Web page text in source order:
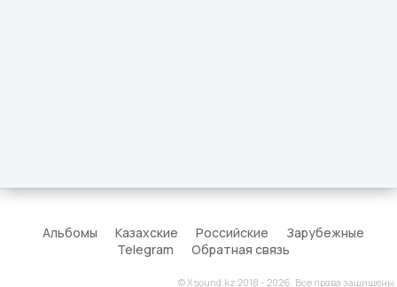
Альбомы Казахские Российские
Зарубежные
Telegram
Обратная связь
© Xsound.kz 2018 - 2026. Все права защищены.